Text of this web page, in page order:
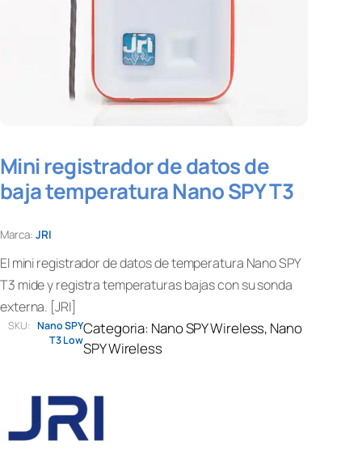
Mini registrador de datos de
baja temperatura Nano SPY T3
Marca: JRI
El mini registrador de datos de temperatura Nano SPY
T3 mide y registra temperaturas bajas con su sonda
externa. [JRI]
SKU: Nano SPY
T3 Low
Categoria: Nano SPY Wireless, Nano
SPY Wireless